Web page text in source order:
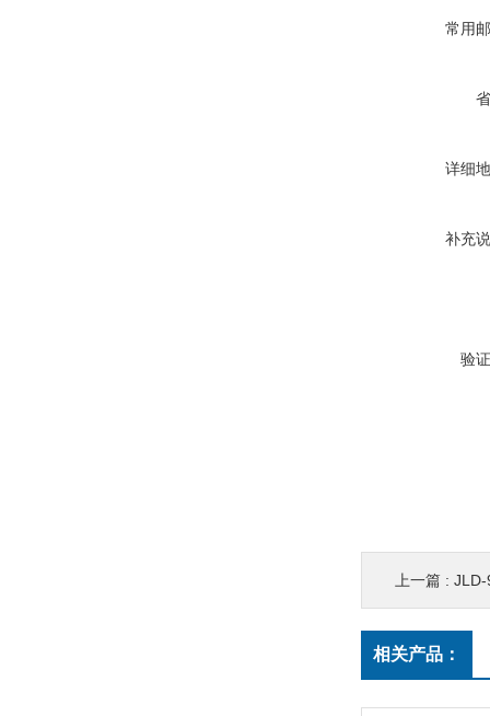
常用
详细
补充
验
上一篇 : JLD-
相关产品：